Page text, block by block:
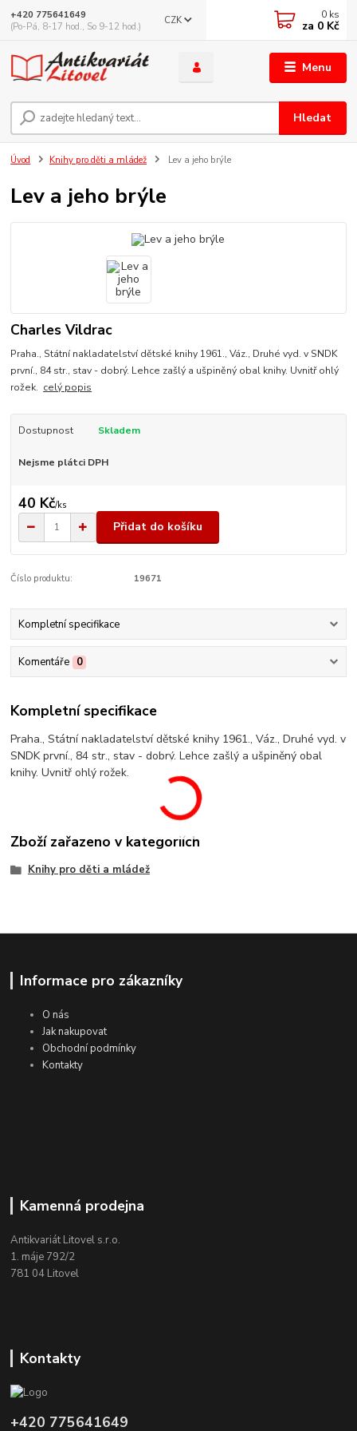
Menu
CZK
Hledat
+420 775641649
(Po-Pá, 8-17 hod., So 9-12 hod.)
0 ks
za 0 Kč
Úvod Knihy pro děti a mládež Lev a jeho brýle
Lev a jeho brýle
Charles Vildrac
Praha., Státní nakladatelství dětské knihy 1961., Váz., Druhé vyd. v SNDK
první., 84 str., stav - dobrý. Lehce zašlý a ušpiněný obal knihy. Uvnitř ohlý
rožek. celý popis
Dostupnost Skladem
Nejsme plátci DPH
40 Kč/ks
Přidat do košíku
Číslo produktu: 19671
Kompletní specifikace
Komentáře 0
Kompletní specifikace
Praha., Státní nakladatelství dětské knihy 1961., Váz., Druhé vyd. v
SNDK první., 84 str., stav - dobrý. Lehce zašlý a ušpiněný obal
knihy. Uvnitř ohlý rožek.
Zboží zařazeno v kategoriích
Knihy pro děti a mládež
Informace pro zákazníky
O nás
Jak nakupovat
Obchodní podmínky
Kontakty
Kamenná prodejna
Antikvariát Litovel s.r.o.
1. máje 792/2
781 04 Litovel
Kontakty
+420 775641649